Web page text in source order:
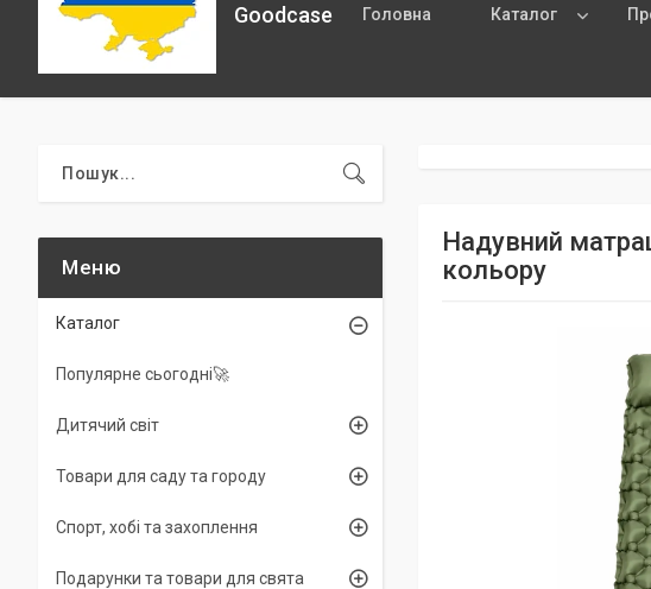
Goodcase Головна Каталог
Надувний
кольору
Каталог
Популярне сьогодні🚀
Дитячий світ
Товари для саду та городу
Спорт, хобі та захоплення
Подарунки та товари для свята